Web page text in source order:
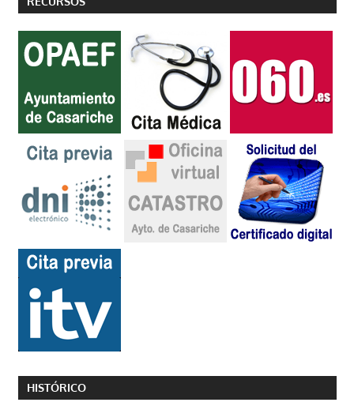
HISTÓRICO